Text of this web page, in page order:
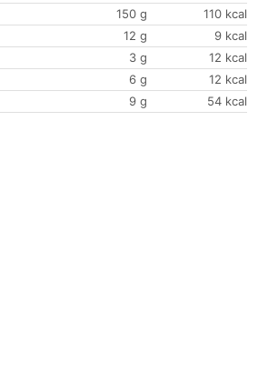
150 g
110 kcal
12 g
9 kcal
3 g
12 kcal
6 g
12 kcal
9 g 54 kcal